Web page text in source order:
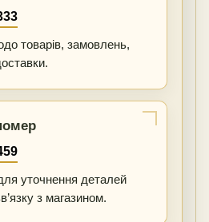
товарів, замовлень,
уточнення деталей
з магазином.